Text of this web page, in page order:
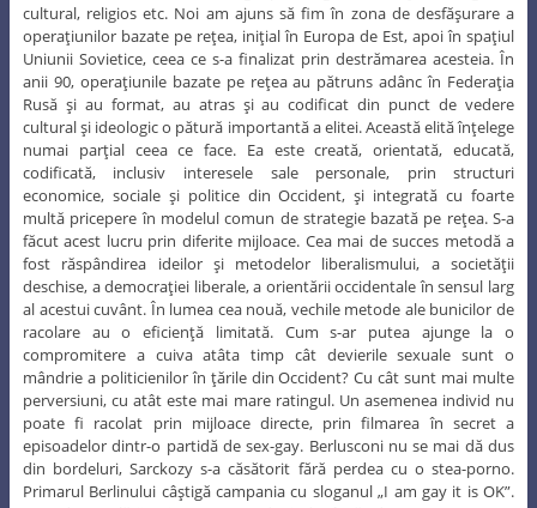
cultural, religios etc. Noi am ajuns să fim în zona de desfăşurare a
operaţiunilor bazate pe reţea, iniţial în Europa de Est, apoi în spaţiul
Uniunii Sovietice, ceea ce s-a finalizat prin destrămarea acesteia. În
anii 90, operaţiunile bazate pe reţea au pătruns adânc în Federaţia
Rusă şi au format, au atras şi au codificat din punct de vedere
cultural şi ideologic o pătură importantă a elitei. Această elită înţelege
numai parţial ceea ce face. Ea este creată, orientată, educată,
codificată, inclusiv interesele sale personale, prin structuri
economice, sociale şi politice din Occident, şi integrată cu foarte
multă pricepere în modelul comun de strategie bazată pe reţea. S-a
făcut acest lucru prin diferite mijloace. Cea mai de succes metodă a
fost răspândirea ideilor şi metodelor liberalismului, a societăţii
deschise, a democraţiei liberale, a orientării occidentale în sensul larg
al acestui cuvânt. În lumea cea nouă, vechile metode ale bunicilor de
racolare au o eficienţă limitată. Cum s-ar putea ajunge la o
compromitere a cuiva atâta timp cât devierile sexuale sunt o
mândrie a politicienilor în ţările din Occident? Cu cât sunt mai multe
perversiuni, cu atât este mai mare ratingul. Un asemenea individ nu
poate fi racolat prin mijloace directe, prin filmarea în secret a
episoadelor dintr-o partidă de sex-gay. Berlusconi nu se mai dă dus
din bordeluri, Sarckozy s-a căsătorit fără perdea cu o stea-porno.
Primarul Berlinului câştigă campania cu sloganul „I am gay it is OK”.